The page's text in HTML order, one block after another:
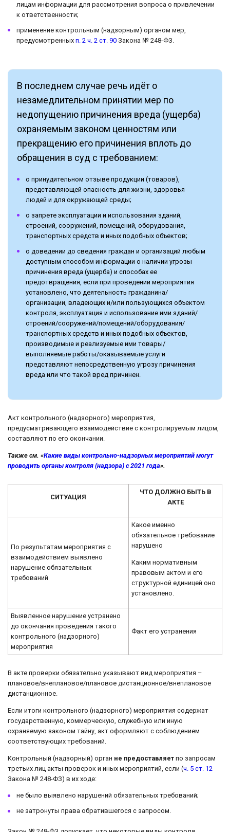
лицам информации для рассмотрения вопроса о привлечении
к ответственности;
применение контрольным (надзорным) органом мер,
предусмотренных п. 2 ч. 2 ст. 90 Закона № 248-ФЗ.
В последнем случае речь идёт о
незамедлительном принятии мер по
недопущению причинения вреда (ущерба)
охраняемым законом ценностям или
прекращению его причинения вплоть до
обращения в суд с требованием:
о принудительном отзыве продукции (товаров),
представляющей опасность для жизни, здоровья
людей и для окружающей среды;
о запрете эксплуатации и использования зданий,
строений, сооружений, помещений, оборудования,
транспортных средств и иных подобных объектов;
о доведении до сведения граждан и организаций любым
доступным способом информации о наличии угрозы
причинения вреда (ущерба) и способах ее
предотвращения, если при проведении мероприятия
установлено, что деятельность гражданина/
организации, владеющих и/или пользующихся объектом
контроля, эксплуатация и использование ими зданий/
строений/сооружений/помещений/оборудования/
транспортных средств и иных подобных объектов,
производимые и реализуемые ими товары/
выполняемые работы/оказываемые услуги
представляют непосредственную угрозу причинения
вреда или что такой вред причинен.
Акт контрольного (надзорного) мероприятия,
предусматривающего взаимодействие с контролируемым лицом,
составляют по его окончании.
Также см. «Какие виды контрольно-надзорных мероприятий могут
проводить органы контроля (надзора) с 2021 года».
СИТУАЦИЯ
ЧТО ДОЛЖНО БЫТЬ В
АКТЕ
По результатам мероприятия с
взаимодействием выявлено
нарушение обязательных
требований
Какое именно
обязательное требование
нарушено
Каким нормативным
правовым актом и его
структурной единицей оно
установлено.
Выявленное нарушение устранено
до окончания проведения такого
контрольного (надзорного)
мероприятия
Факт его устранения
В акте проверки обязательно указывают вид мероприятия –
плановое/внеплановое/плановое дистанционное/внеплановое
дистанционное.
Если итоги контрольного (надзорного) мероприятия содержат
государственную, коммерческую, служебную или иную
охраняемую законом тайну, акт оформляют с соблюдением
соответствующих требований.
Контрольный (надзорный) орган не предоставляет по запросам
третьих лиц акты проверок и иных мероприятий, если (ч. 5 ст. 12
Закона № 248-ФЗ) в их ходе:
не было выявлено нарушений обязательных требований;
не затронуты права обратившегося с запросом.